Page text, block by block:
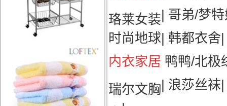
珞莱女装| 哥弟/梦
时尚地球| 韩都衣舍|
内衣家居 鸭鸭/北极
瑞尔文胸| 浪莎丝袜